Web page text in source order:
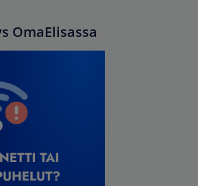
OmaElisassa